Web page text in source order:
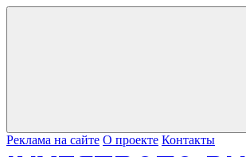
Реклама на сайте О проекте Контакты